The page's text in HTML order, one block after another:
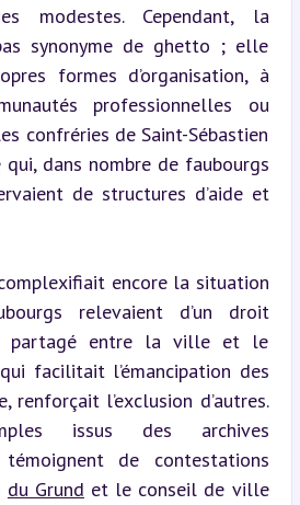
modestes. Cependant, la
synonyme de ghetto ; elle
formes d’organisation, à
professionnelles ou
confréries de Saint-Sébastien
qui, dans nombre de faubourgs
de structures d’aide et
encore la situation
relevaient d’un droit
partagé entre la ville et le
facilitait l’émancipation des
renforçait l’exclusion d’autres.
issus des archives
témoignent de contestations
du Grund et le conseil de ville